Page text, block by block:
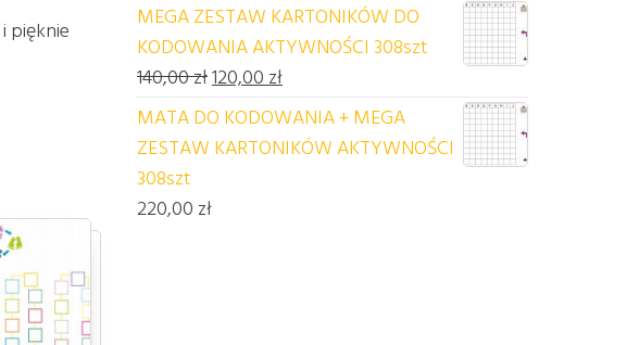
pięknie
MEGA ZESTAW KARTONIKÓW DO
KODOWANIA AKTYWNOŚCI 308szt
140,00złPierwotna cena wynosiła: 140,00 zł.
120,00 złAktualna cena wynosi: 120,00 zł.
MATA DO KODOWANIA + MEGA
ZESTAW KARTONIKÓW AKTYWNOŚCI
308szt
220,00 zł